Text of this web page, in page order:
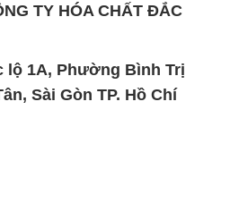
TY HÓA CHẤT ĐẮC
lộ 1A, Phường Bình Trị
Sài Gòn TP. Hồ Chí